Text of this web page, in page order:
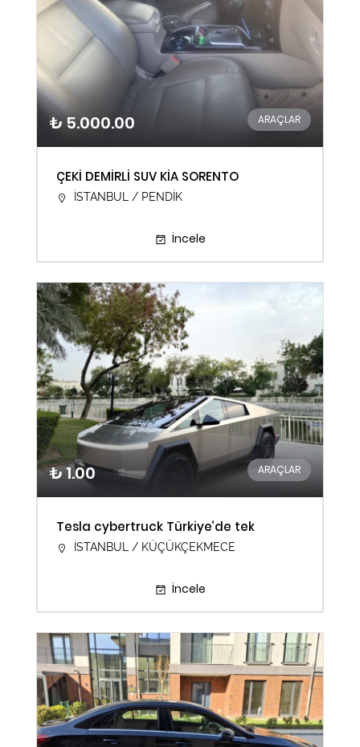
₺ 5.000.00 ARAÇLAR
ÇEKİ DEMİRLİ SUV KİA SORENTO
İSTANBUL / PENDİK
İncele
₺ 1.00 ARAÇLAR
Tesla cybertruck Türkiye’de tek
İSTANBUL / KÜÇÜKÇEKMECE
İncele